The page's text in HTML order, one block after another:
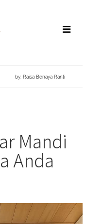
by: Raisa Benaya Ranti
Mandi
Anda